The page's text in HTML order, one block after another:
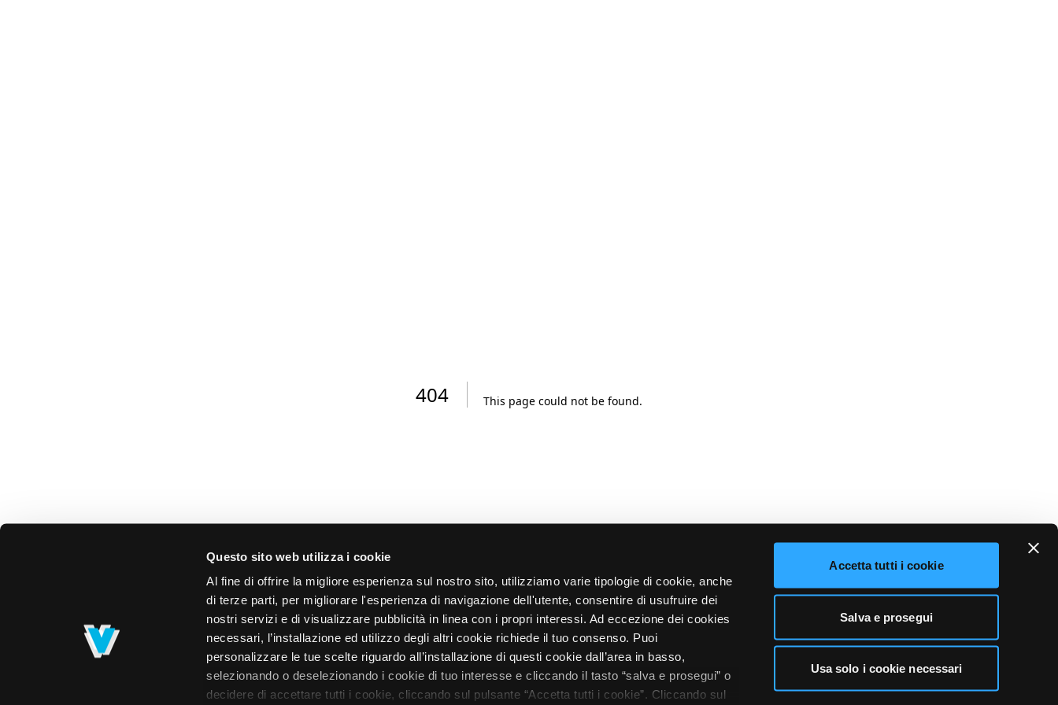
Questo sito web utilizza i cookie
Al fine di offrire la migliore esperienza sul nostro sito, utilizziamo varie tipologie di cookie, anche
di terze parti, per migliorare l'esperienza di navigazione dell'utente, consentire di usufruire dei
nostri servizi e di visualizzare pubblicità in linea con i propri interessi. Ad eccezione dei cookies
necessari, l’installazione ed utilizzo degli altri cookie richiede il tuo consenso. Puoi
personalizzare le tue scelte riguardo all’installazione di questi cookie dall’area in basso,
selezionando o deselezionando i cookie di tuo interesse e cliccando il tasto “salva e prosegui” o
decidere di accettare tutti i cookie, cliccando sul pulsante “Accetta tutti i cookie”. Cliccando sul
Accetta tutti i cookie
Salva e prosegui
Usa solo i cookie necessari
404 This page could not be found.